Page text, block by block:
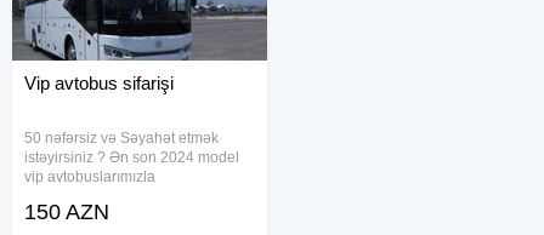
Vip avtobus sifarişi
50 nəfərsiz və Səyahət etmək
istəyirsiniz ? Ən son 2024 model
vip avtobuslarımızla
və rahat istirahət üçün nəqliyyat
150 AZN